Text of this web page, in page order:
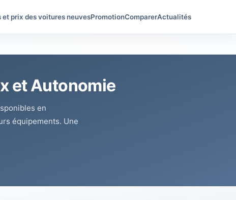
et prix des voitures neuvesPromotionComparerActualités
et Autonomie
en
équipements. Une